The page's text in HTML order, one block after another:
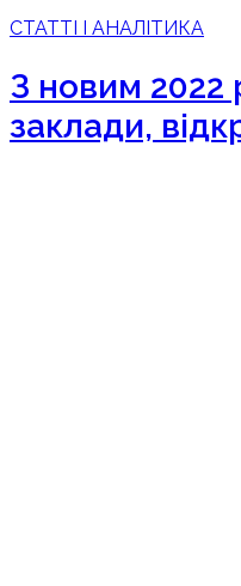
СТАТТІ І АНАЛІТИКА
З новим 2022
заклади,